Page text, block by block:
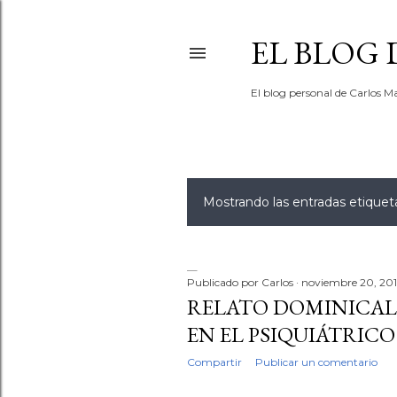
EL BLOG
El blog personal de Carlos
E
t
r
a
Mostrando las entradas
Publicado por Carlos noviembre 20,
RELATO
EN EL PSIQUIÁTRICO
Compartir Publicar un comentario